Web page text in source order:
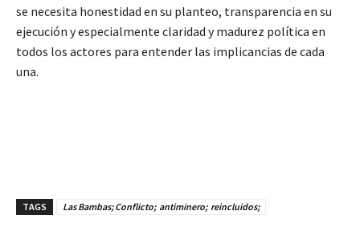
se necesita honestidad en su planteo, transparencia en su
ejecución y especialmente claridad y madurez política en
todos los actores para entender las implicancias de cada
una.
TAGS Las Bambas; Conflicto; antiminero; reincluidos;